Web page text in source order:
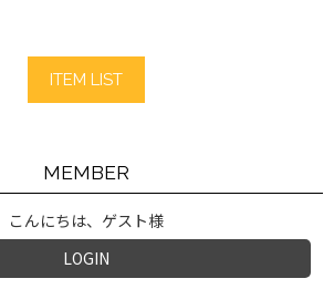
ITEM LIST
MEMBER
こんにちは、ゲスト様
LOGIN